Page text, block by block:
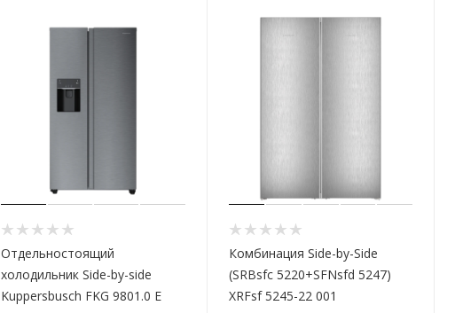
Отдельностоящий
холодильник Side-by-side
Kuppersbusch FKG 9801.0 E
Комбинация Side-by-Side
(SRBsfc 5220+SFNsfd 5247)
XRFsf 5245-22 001